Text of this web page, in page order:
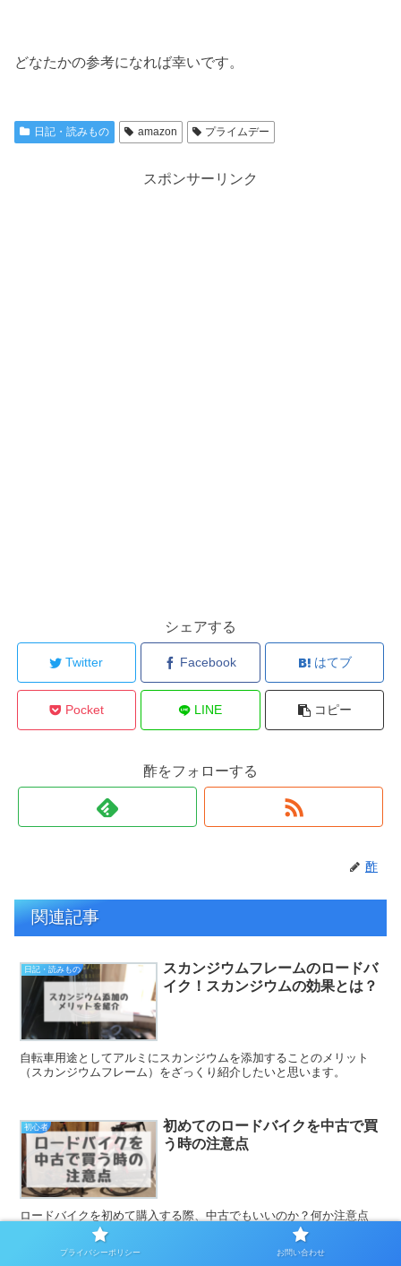
どなたかの参考になれば幸いです。
日記・読みもの amazon プライムデー
スポンサーリンク
シェアする
Twitter Facebook はてブ
Pocket LINE コピー
酢をフォローする
酢
関連記事
日記・読みもの
スカンジウムフレームのロードバ
イク！スカンジウムの効果とは？
自転車用途としてアルミにスカンジウムを添加することのメリット
（スカンジウムフレーム）をざっくり紹介したいと思います。
初心者
初めてのロードバイクを中古で買
う時の注意点
ロードバイクを初めて購入する際、中古でもいいのか？何か注意点
は？と思う方は多いと思います。そんな疑問に同僚10人以上に中古
ロードバイクを勧めてきた私がお答えいたします。中古で十分です。
プライバシーポリシー お問い合わせ